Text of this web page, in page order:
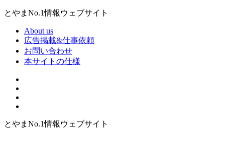
とやまNo.1情報ウェブサイト
About us
広告掲載&仕事依頼
お問い合わせ
本サイトの仕様
とやまNo.1情報ウェブサイト